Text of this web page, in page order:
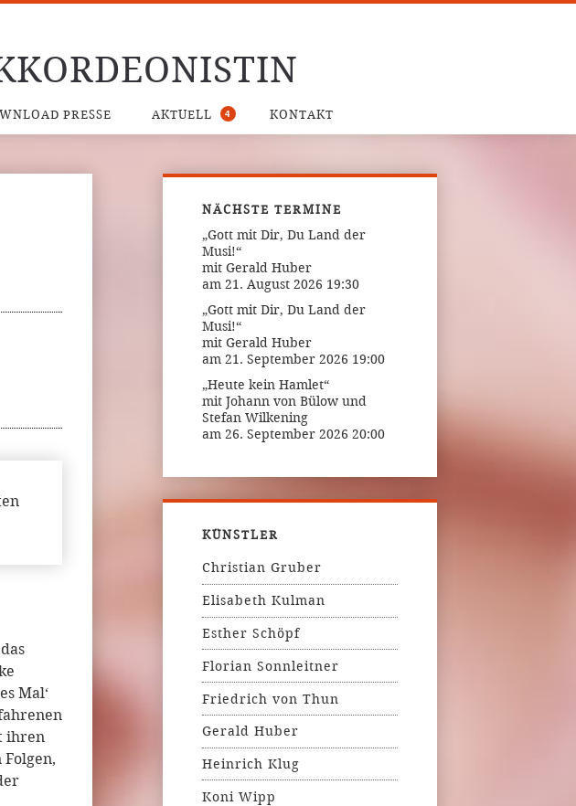
PRESSE AKTUELL 4 KONTAKT
Mal‘
ihren
NÄCHSTE TERMINE
„Gott mit Dir, Du Land der
Musi!“
mit Gerald Huber
am 21. August 2026 19:30
„Gott mit Dir, Du Land der
Musi!“
mit Gerald Huber
am 21. September 2026 19:00
„Heute kein Hamlet“
mit Johann von Bülow und
Stefan Wilkening
am 26. September 2026 20:00
KÜNSTLER
Christian Gruber
Elisabeth Kulman
Esther Schöpf
Florian Sonnleitner
Friedrich von Thun
Gerald Huber
Heinrich Klug
Koni Wipp